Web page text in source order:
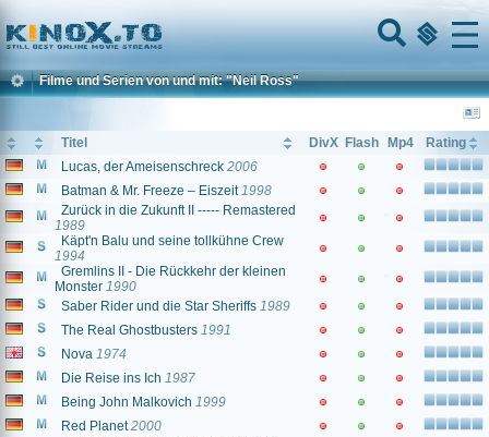
Home
Menu
Filme und Serien von und mit: "Neil Ross"
Titel DivX Flash Mp4
Rating
Lucas, der Ameisenschreck 2006
Batman & Mr. Freeze – Eiszeit 1998
Zurück in die Zukunft II ----- Remastered
1989
Käpt'n Balu und seine tollkühne Crew
1994
Gremlins II - Die Rückkehr der kleinen
Monster 1990
Saber Rider und die Star Sheriffs 1989
The Real Ghostbusters 1991
Nova 1974
Die Reise ins Ich 1987
Being John Malkovich 1999
Red Planet 2000